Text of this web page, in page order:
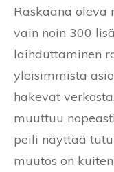
Raskaana oleva
vain noin 300
laihduttaminen
yleisimmistä
hakevat
muuttuu
peili näyttää
muutos on